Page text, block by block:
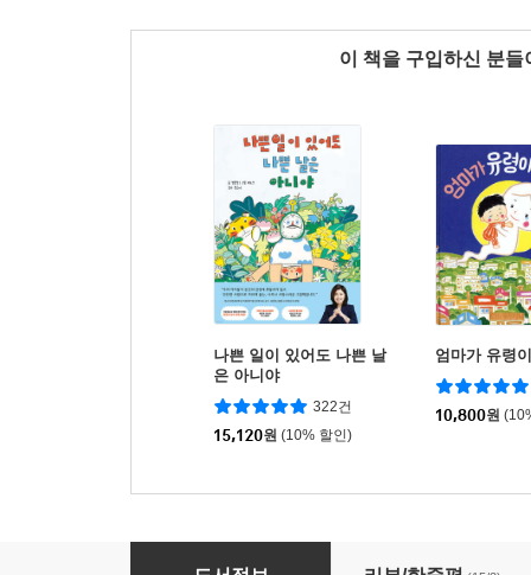
이 책을 구입하신 분
나쁜 일이 있어도 나쁜 날
은 아니야
322건
15,120원 (10% 할인)
엄마가 유령
10,800원
어린 왕자 그림책으로 만나다